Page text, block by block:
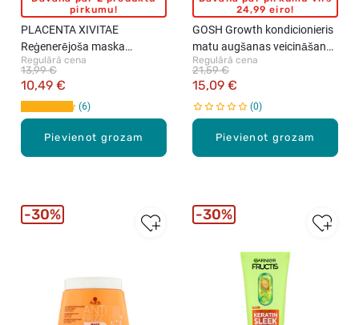
Pievienot grozam
pirkumu!
PLACENTA XIVITAE
Reģenerējoša maska
matiem, 250ml
Regulārā cena
10,49 €
13,99 €
6
Pievienot grozam
24,99 eiro!
GOSH Growth kondicionieris
matu augšanas veicināšanai,
500ml
Regulārā cena
15,09 €
21,59 €
0
30% 30%